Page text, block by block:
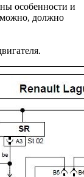
особенности и
должно